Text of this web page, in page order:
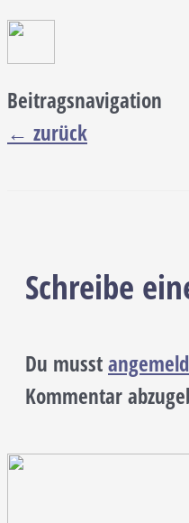
Beitragsnavigation
← zurück
Schreibe
Du musst
Kommentar